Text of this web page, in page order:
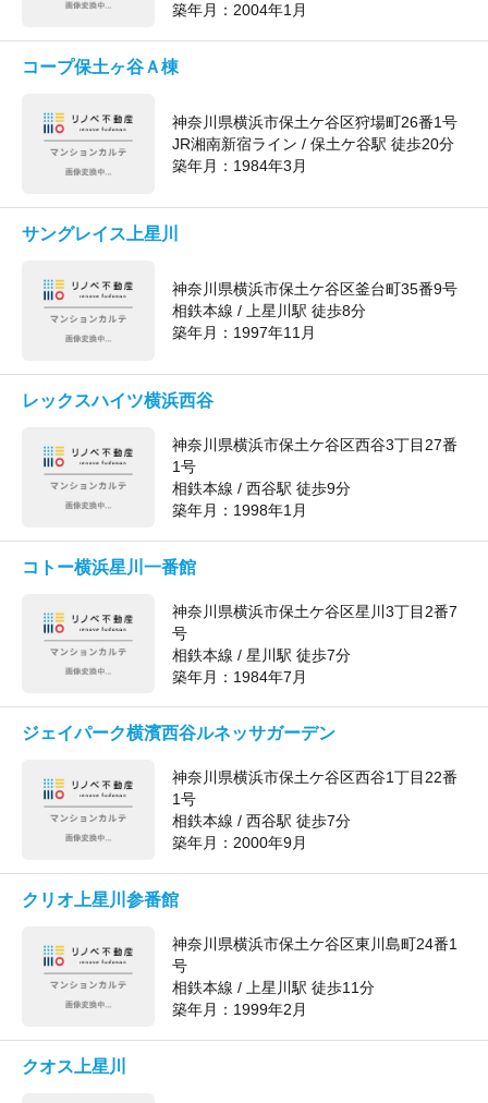
築年月：2004年1月
コープ保土ヶ谷Ａ棟
神奈川県横浜市保土ケ谷区狩場町26番1号
JR湘南新宿ライン / 保土ケ谷駅 徒歩20分
築年月： 1984年3月
サングレイス上星川
神奈川県横浜市保土ケ谷区釜台町35番9号
相鉄本線 / 上星川駅 徒歩8分
築年月： 1997年11月
レックスハイツ横浜西谷
神奈川県横浜市保土ケ谷区西谷3丁目27番
1号
相鉄本線 / 西谷駅 徒歩9分
築年月： 1998年1月
コトー横浜星川一番館
神奈川県横浜市保土ケ谷区星川3丁目2番7
号
相鉄本線 / 星川駅 徒歩7分
築年月： 1984年7月
ジェイパーク横濱西谷ルネッサガーデン
神奈川県横浜市保土ケ谷区西谷1丁目22番
1号
相鉄本線 / 西谷駅 徒歩7分
築年月：2000年9月
クリオ上星川参番館
神奈川県横浜市保土ケ谷区東川島町24番1
号
相鉄本線 / 上星川駅 徒歩11分
築年月： 1999年2月
クオス上星川